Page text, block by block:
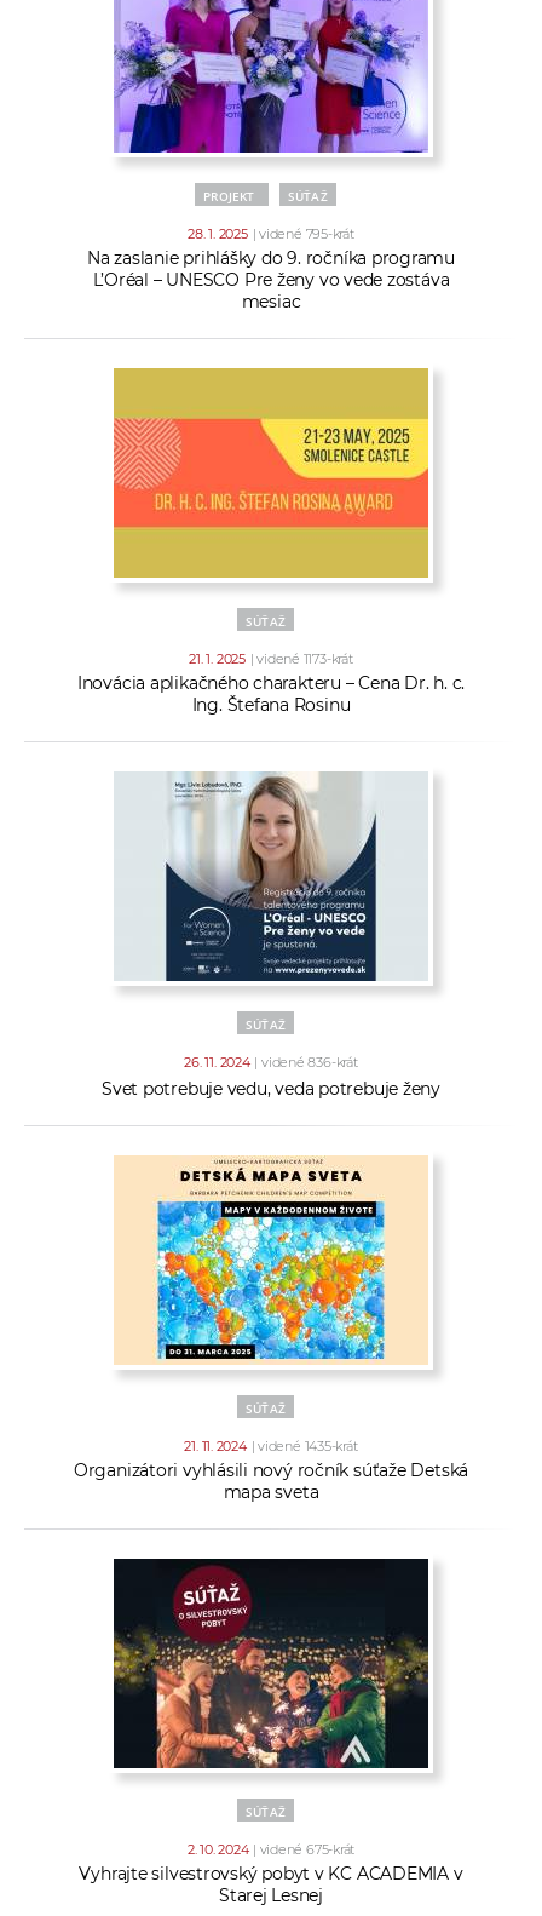
PROJEKT SÚŤAŽ
28. 1. 2025 | videné 795-krát
Na zaslanie prihlášky do 9. ročníka programu
L’Oréal – UNESCO Pre ženy vo vede zostáva
mesiac
SÚŤAŽ
21. 1. 2025 | videné 1173-krát
Inovácia aplikačného charakteru – Cena Dr. h. c.
Ing. Štefana Rosinu
SÚŤAŽ
26. 11. 2024 | videné 836-krát
Svet potrebuje vedu, veda potrebuje ženy
SÚŤAŽ
21. 11. 2024 | videné 1435-krát
Organizátori vyhlásili nový ročník súťaže Detská
mapa sveta
SÚŤAŽ
2. 10. 2024 | videné 675-krát
Vyhrajte silvestrovský pobyt v KC ACADEMIA v
Starej Lesnej